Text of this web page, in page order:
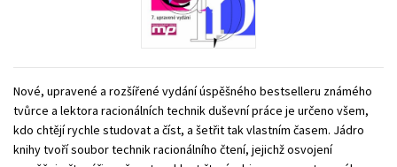
Zahraniční literatura
Všechny tituly
Nové, upravené a rozšířené vydání úspěšného bestselleru známého
tvůrce a lektora racionálních technik duševní práce je určeno všem,
kdo chtějí rychle studovat a číst, a šetřit tak vlastním časem. Jádro
knihy tvoří soubor technik racionálního čtení, jejichž osvojení